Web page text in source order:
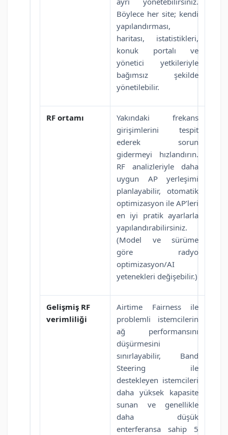
Böylece her site; kendi
yapılandırması,
haritası, istatistikleri,
konuk portalı ve
yönetici yetkileriyle
bağımsız şekilde
yönetilebilir.
RF ortamı
Yakındaki frekans
girişimlerini tespit
ederek sorun
gidermeyi hızlandırın.
RF analizleriyle daha
uygun AP yerleşimi
planlayabilir, otomatik
optimizasyon ile AP’leri
en iyi pratik ayarlarla
yapılandırabilirsiniz.
(Model ve sürüme
göre radyo
optimizasyon/AI
yetenekleri değişebilir.)
Gelişmiş RF
verimliliği
Airtime Fairness ile
problemli istemcilerin
ağ performansını
düşürmesini
sınırlayabilir, Band
Steering ile
destekleyen istemcileri
daha yüksek kapasite
sunan ve genellikle
daha düşük
enterferansa sahip 5